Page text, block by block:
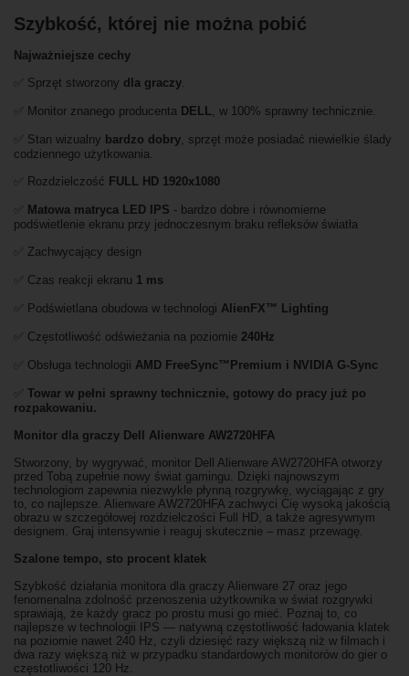
Szybkość, której nie można pobić
Najważniejsze cechy
✅ Sprzęt stworzony dla graczy.
✅ Monitor znanego producenta DELL, w 100% sprawny technicznie.
✅ Stan wizualny bardzo dobry, sprzęt może posiadać niewielkie ślady
codziennego użytkowania.
✅ Rozdzielczość FULL HD 1920x1080
Matowa matryca LED IPS - bardzo dobre i równomierne
podświetlenie ekranu przy jednoczesnym braku refleksów światła
✅ Zachwycający design
✅ Czas reakcji ekranu 1 ms
✅ Podświetlana obudowa w technologi AlienFX™ Lighting
✅ Częstotliwość odświeżania na poziomie 240Hz
✅ Obsługa technologii AMD FreeSync™Premium i NVIDIA G-Sync
Towar w pełni sprawny technicznie, gotowy do pracy już po
rozpakowaniu.
Monitor dla graczy Dell Alienware AW2720HFA
Stworzony, by wygrywać, monitor Dell Alienware AW2720HFA otworzy
przed Tobą zupełnie nowy świat gamingu. Dzięki najnowszym
technologiom zapewnia niezwykle płynną rozgrywkę, wyciągając z gry
to, co najlepsze. Alienware AW2720HFA zachwyci Cię wysoką jakością
obrazu w szczegółowej rozdzielczości Full HD, a także agresywnym
designem. Graj intensywnie i reaguj skutecznie – masz przewagę.
Szalone tempo, sto procent klatek
Szybkość działania monitora dla graczy Alienware 27 oraz jego
fenomenalna zdolność przenoszenia użytkownika w świat rozgrywki
sprawiają, że każdy gracz po prostu musi go mieć. Poznaj to, co
najlepsze w technologii IPS — natywną częstotliwość ładowania klatek
na poziomie nawet 240 Hz, czyli dziesięć razy większą niż w filmach i
dwa razy większą niż w przypadku standardowych monitorów do gier o
częstotliwości 120 Hz.